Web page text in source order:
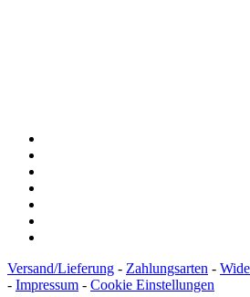
Versand/Lieferung - Zahlungsarten -
- Impressum - Cookie Einstellungen